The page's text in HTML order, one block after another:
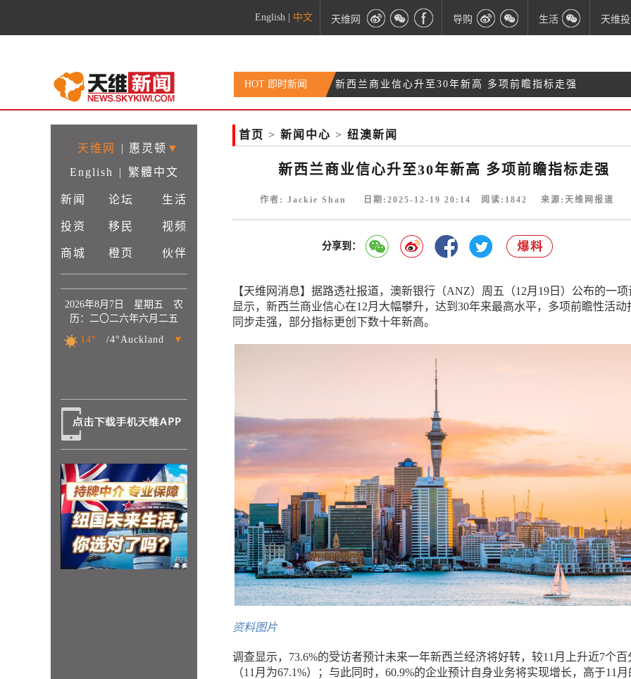
English 中文 天维网 导购 生活 天维
HOT 即时新闻
新西兰商业信心升至30年新高 多项前瞻指标走强
新西兰“公民逮捕权”立法引争议：店主或可当场制服
偷窃儿童
天维网 | 惠灵顿 ▼
English
| 繁體中文
新闻 论坛 生活
投资 移民 视频
商城 橙页 伙伴
2026年8月7日 星期五 农
历：二〇二六年六月二五
14°
/4°Auckland ▼
首页 > 新闻中心 > 纽澳新闻
新西兰商业信心升至30年新高 多项前瞻指标走强
作者: Jackie Shan 日期:2025-12-19 20:14 阅读: 1842 来源:天维网报道
分享到：
【天维网消息】据路透社报道，澳新银行（ANZ）周五（12月19日）公布的一项
显示，新西兰商业信心在12月大幅攀升，达到30年来最高水平，多项前瞻性活动
同步走强，部分指标更创下数十年新高。
资料图片
调查显示，73.6%的受访者预计未来一年新西兰经济将好转，较11月上升近7个百
（11月为67.1%）；与此同时，60.9%的企业预计自身业务将实现增长，高于11月